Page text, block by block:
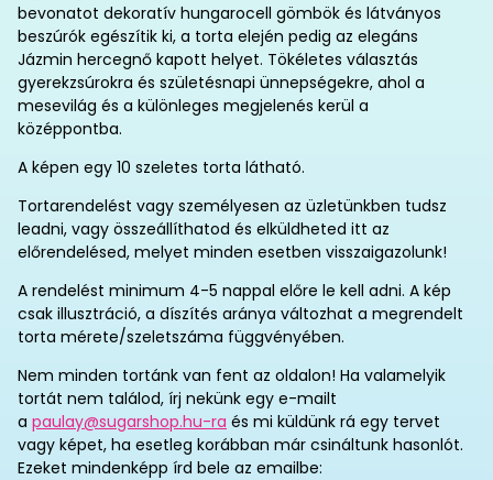
bevonatot dekoratív hungarocell gömbök és látványos
beszúrók egészítik ki, a torta elején pedig az elegáns
Jázmin hercegnő kapott helyet. Tökéletes választás
gyerekzsúrokra és születésnapi ünnepségekre, ahol a
mesevilág és a különleges megjelenés kerül a
középpontba.
A képen egy 10 szeletes torta látható.
Tortarendelést vagy személyesen az üzletünkben tudsz
leadni, vagy összeállíthatod és elküldheted itt az
előrendelésed, melyet minden esetben visszaigazolunk!
A rendelést minimum 4-5 nappal előre le kell adni. A kép
csak illusztráció, a díszítés aránya változhat a megrendelt
torta mérete/szeletszáma függvényében.
Nem minden tortánk van fent az oldalon! Ha valamelyik
tortát nem találod, írj nekünk egy e-mailt
a paulay@sugarshop.hu-ra és mi küldünk rá egy tervet
vagy képet, ha esetleg korábban már csináltunk hasonlót.
Ezeket mindenképp írd bele az emailbe: